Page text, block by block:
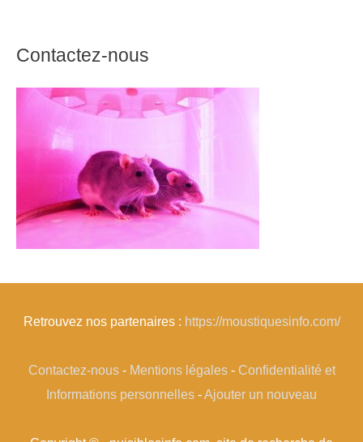
Contactez-nous
Retrouvez nos partenaires : https://moustiquesinfo.com/
Contactez-nous- Mentions légales- Confidentialité et
Informations personnelles -Ajouter un nouveau